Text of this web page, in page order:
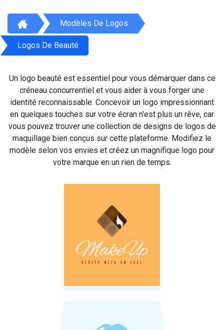
Modèles De Logos
Logos De Beauté
Un logo beauté est essentiel pour vous démarquer dans ce
créneau concurrentiel et vous aider à vous forger une
identité reconnaissable. Concevoir un logo impressionnant
en quelques touches sur votre écran n'est plus un rêve, car
vous pouvez trouver une collection de designs de logos de
maquillage bien conçus sur cette plateforme. Modifiez le
modèle selon vos envies et créez un magnifique logo pour
votre marque en un rien de temps.